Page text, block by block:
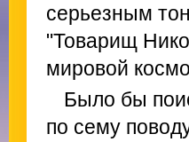
серьезным
"Товарищ
мировой
Было бы
по сему